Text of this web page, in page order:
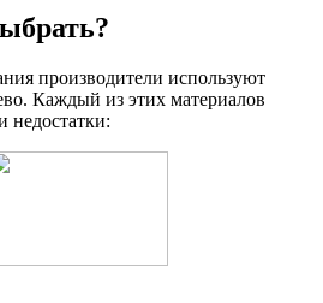
производители используют
Каждый из этих материалов
недостатки: